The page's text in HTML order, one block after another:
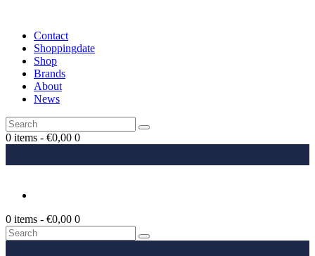
Contact
Shoppingdate
Shop
Brands
About
News
0 items - €0,00 0
0 items - €0,00 0